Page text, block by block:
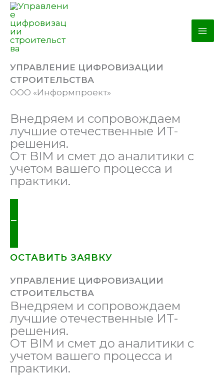
Перейти
содержимому
УПРАВЛЕНИЕ ЦИФРОВИЗАЦИИ
СТРОИТЕЛЬСТВА
ООО «Информпроект»
Внедряем и сопровождаем
лучшие отечественные ИТ-
решения.
От BIM и смет до аналитики с
учетом вашего процесса и
практики.
ПОДОБРАТЬ РЕШЕНИЕ
ОСТАВИТЬ ЗАЯВКУ
УПРАВЛЕНИЕ ЦИФРОВИЗАЦИИ
СТРОИТЕЛЬСТВА
Внедряем и сопровождаем
лучшие отечественные ИТ-
решения.
От BIM и смет до аналитики с
учетом вашего процесса и
практики.